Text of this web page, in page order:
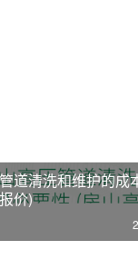
道清洗和维护的成
价)